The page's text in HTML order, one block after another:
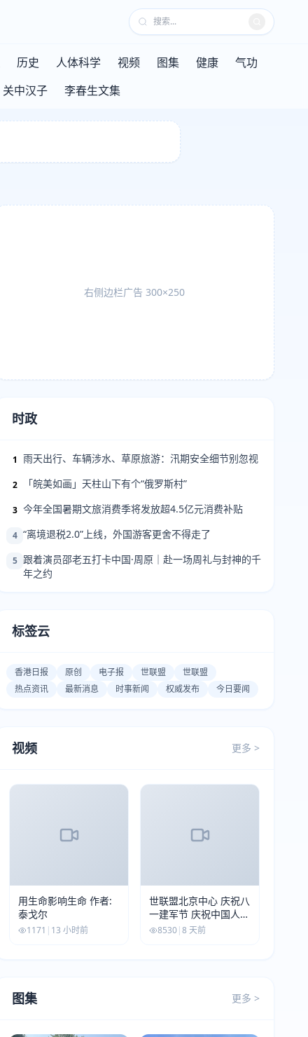
历史 人体科学 视频 图集 健康
气功
关中汉子 李春生文集
右侧边栏广告 300×250
时政
1 雨天出行、车辆涉水、草原旅游：汛期安全细节别忽视
2 「皖美如画」天柱山下有个“俄罗斯村”
3 今年全国暑期文旅消费季将发放超4.5亿元消费补贴
4 “离境退税2.0”上线，外国游客更舍不得走了
5 跟着演员邵老五打卡中国·周原｜赴一场周礼与封神的千
年之约
标签云
香港日报 原创 电子报 世联盟
世联盟
热点资讯
最新消息 时事新闻 权威发布 今日要闻
视频 更多 >
用生命影响生命 作者:
泰戈尔
1171 | 13 小时前
世联盟北京中心 庆祝八
一建军节 庆祝中国人民
解放军建军99周年
8530|8 天前
图集 更多 >